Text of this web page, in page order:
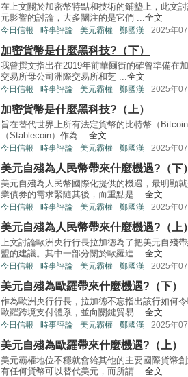
在上文關於加密幣特點和技術的鋪墊上，此文
元影響的討論，大多關注的是它們 ... 全文
今日信報 時事評論 美元霸權 鄭國漢 2025年
加密貨幣是什麼黑科技?（下）
我曾撰文指出在2019年前華爾街的確曾準備在
交易所母公司洲際交易所和芝 ... 全文
今日信報 時事評論 美元霸權 鄭國漢 2025年
加密貨幣是什麼黑科技?（上）
旨在替代世界上所有法定貨幣的比特幣（
（Stablecoin）作為 ... 全文
今日信報 時事評論 美元霸權 鄭國漢 2025年
美元自殘為人民幣帶來什麼機遇?（下）
美元自殘為人民幣國際化提供的機遇，最明顯
業債券的需求緊隨其後，而重點是 ... 全文
今日信報 時事評論 美元霸權 鄭國漢 2025年
美元自殘為人民幣帶來什麼機遇?（上）
上文討論歐洲央行行長拉加德為了把美元自殘
盟的建議。其中一部分關於歐羅進 ... 全文
今日信報 時事評論 美元霸權 鄭國漢 2025年
美元自殘為歐羅帶來什麼機遇?（下）
作為歐洲央行行長，拉加德不忘指出該行如何
歐羅跨境支付體系，並向關鍵貿易 ... 全文
今日信報 時事評論 美元霸權 鄭國漢 2025年
美元自殘為歐羅帶來什麼機遇?（上）
美元霸權地位不穩就會給其他的主要國際貨幣
有任何貨幣可以替代美元，而所謂 ... 全文